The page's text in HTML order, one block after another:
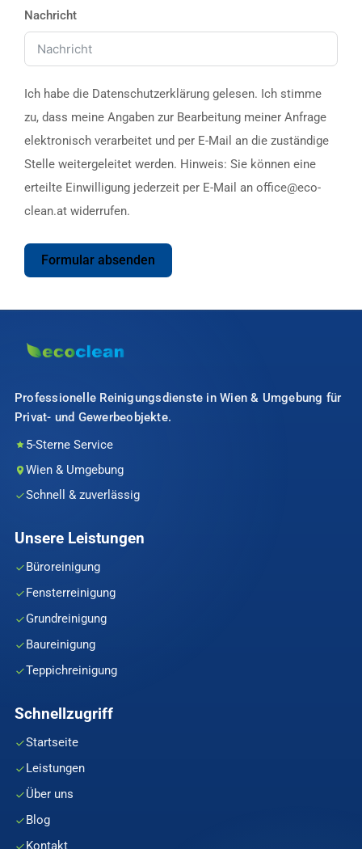
Nachricht
Ich habe die Datenschutzerklärung gelesen. Ich stimme
zu, dass meine Angaben zur Bearbeitung meiner Anfrage
elektronisch verarbeitet und per E-Mail an die zuständige
Stelle weitergeleitet werden. Hinweis: Sie können eine
erteilte Einwilligung jederzeit per E-Mail an office@eco-
clean.at widerrufen.
Formular absenden
Professionelle Reinigungsdienste in Wien & Umgebung für
Privat- und Gewerbeobjekte.
5-Sterne Service
Wien & Umgebung
Schnell & zuverlässig
Unsere Leistungen
Büroreinigung
Fensterreinigung
Grundreinigung
Baureinigung
Teppichreinigung
Schnellzugriff
Startseite
Leistungen
Über uns
Blog
Kontakt